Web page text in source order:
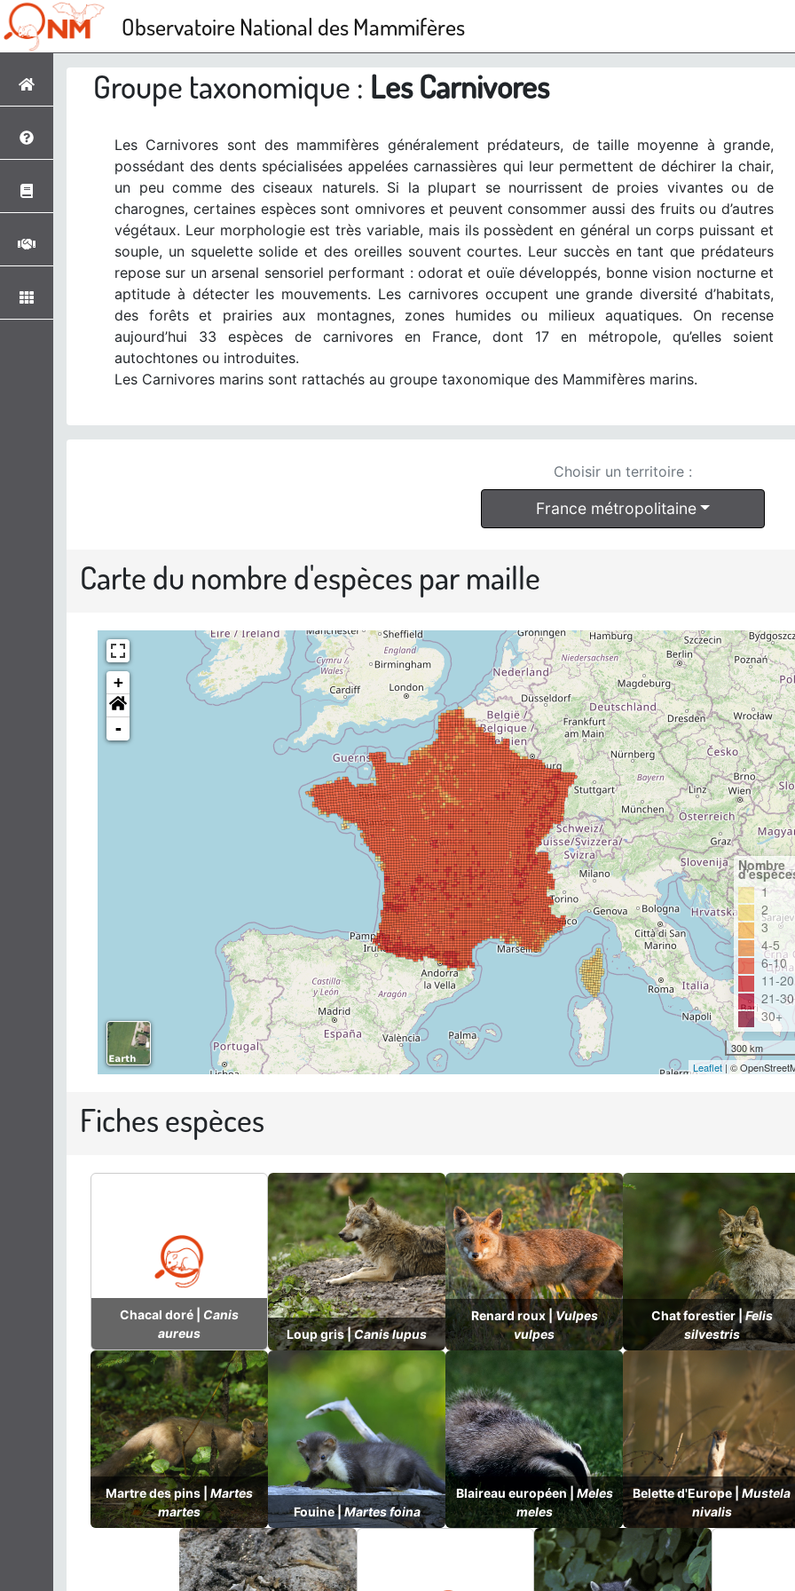
Observatoire National des Mammifères
Groupe taxonomique : Les Carnivores
Les Carnivores sont des mammifères généralement prédateurs, de taille moyenne à grande,
possédant des dents spécialisées appelées carnassières qui leur permettent de déchirer la chair,
un peu comme des ciseaux naturels. Si la plupart se nourrissent de proies vivantes ou de
charognes, certaines espèces sont omnivores et peuvent consommer aussi des fruits ou d’autres
végétaux. Leur morphologie est très variable, mais ils possèdent en général un corps puissant et
souple, un squelette solide et des oreilles souvent courtes. Leur succès en tant que prédateurs
repose sur un arsenal sensoriel performant : odorat et ouïe développés, bonne vision nocturne et
aptitude à détecter les mouvements. Les carnivores occupent une grande diversité d’habitats,
des forêts et prairies aux montagnes, zones humides ou milieux aquatiques. On recense
aujourd’hui 33 espèces de carnivores en France, dont 17 en métropole, qu’elles soient
autochtones ou introduites.
Les Carnivores marins sont rattachés au groupe taxonomique des Mammifères marins.
Choisir un territoire :
France métropolitaine
Carte du nombre d'espèces par maille
+
-
Nombre
1
2
3
4-5
6-10
11-20
21-30
30+
300 km
Leaflet | ©
Fiches espèces
Chacal doré | Canis
aureus
Loup gris |Canis lupus
Renard roux |Vulpes
vulpes
Chat forestier |Felis
silvestris
Martre des pins | Martes
martes
Fouine |Martes foina
Blaireau européen | Meles
meles
Belette d'Europe | Mustela
nivalis